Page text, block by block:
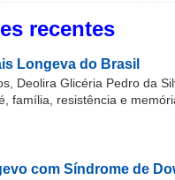
recentes
Longeva do Brasil
Deolira Glicéria Pedro da
família, resistência e
com Síndrome de